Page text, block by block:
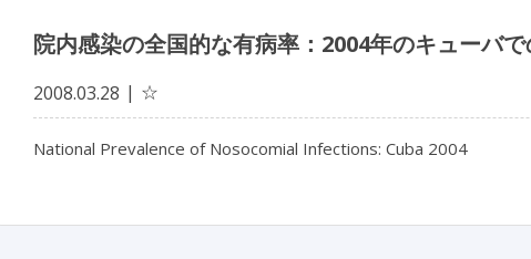
院内感染の全国的な有病率：2004年のキューバ
2008.03.28 ☆
National Prevalence of Nosocomial Infections: Cuba 2004